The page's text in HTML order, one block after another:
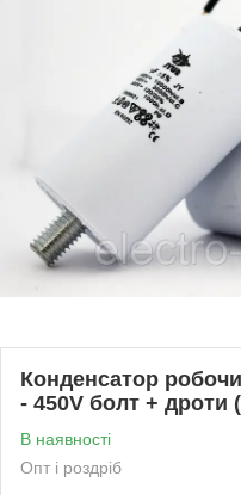
Конденсатор
- 450V болт + дроти
В наявності
Опт і роздріб